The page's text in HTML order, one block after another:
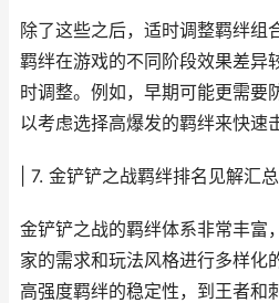
除了这些之后，适时调整羁绊组
羁绊在游戏的不同阶段效果差异
时调整。例如，早期可能更需要
以考虑选择高爆发的羁绊来快速
| 7. 金铲铲之战羁绊排名见解汇总
金铲铲之战的羁绊体系非常丰富
家的需求和玩法风格进行多样化
高强度羁绊的稳定性，到王者和